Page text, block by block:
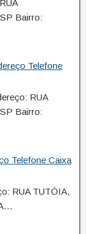
Bairro:
Telefone
RUA
Bairro:
Telefone Caixa
RUA TUTÓIA,